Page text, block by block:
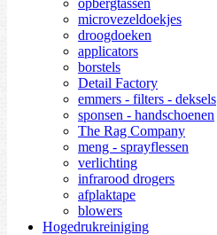
microvezeldoekjes
droogdoeken
applicators
borstels
Detail Factory
emmers - filters - deksels
sponsen - handschoenen
The Rag Company
meng - sprayflessen
verlichting
infrarood drogers
afplaktape
blowers
Hogedrukreiniging